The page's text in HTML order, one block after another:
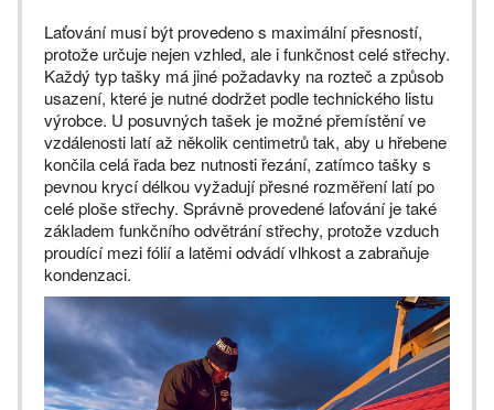
Laťování musí být provedeno s maximální přesností,
protože určuje nejen vzhled, ale i funkčnost celé střechy.
Každý typ tašky má jiné požadavky na rozteč a způsob
usazení, které je nutné dodržet podle technického listu
výrobce. U posuvných tašek je možné přemístění ve
vzdálenosti latí až několik centimetrů tak, aby u hřebene
končila celá řada bez nutnosti řezání, zatímco tašky s
pevnou krycí délkou vyžadují přesné rozměření latí po
celé ploše střechy. Správně provedené laťování je také
základem funkčního odvětrání střechy, protože vzduch
proudící mezi fólií a latěmi odvádí vlhkost a zabraňuje
kondenzaci.